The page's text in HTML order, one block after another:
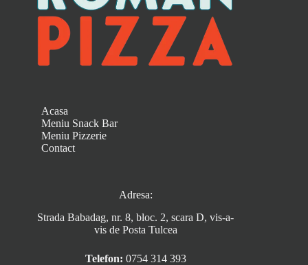
Acasa
Meniu Snack Bar
Meniu Pizzerie
Contact
Adresa:
Strada Babadag, nr. 8, bloc. 2, scara D, vis-a-
vis de Posta Tulcea
Telefon: 0754 314 393